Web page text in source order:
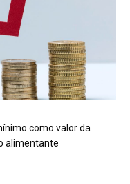
como valor da
alimentante